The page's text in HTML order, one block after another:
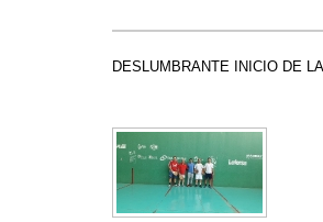
DESLUMBRANTE INICIO DE